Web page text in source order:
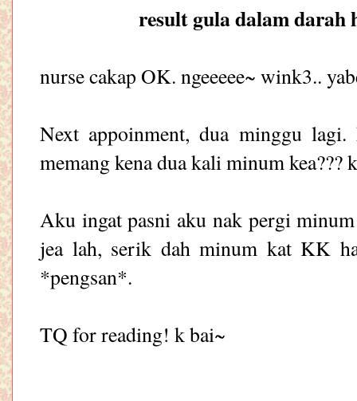
result gula dalam
nurse cakap OK. ngeeeee~ wink3..
Next appoinment, dua minggu
memang kena dua kali minum kea???
Aku ingat pasni aku nak pergi
jea lah, serik dah minum kat KK
*pengsan*.
TQ for reading! k bai~